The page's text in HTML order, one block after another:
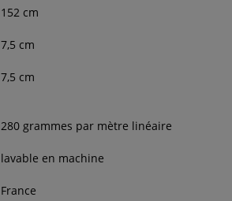
152 cm
7,5 cm
7,5 cm
280 grammes par mètre linéaire
lavable en machine
France